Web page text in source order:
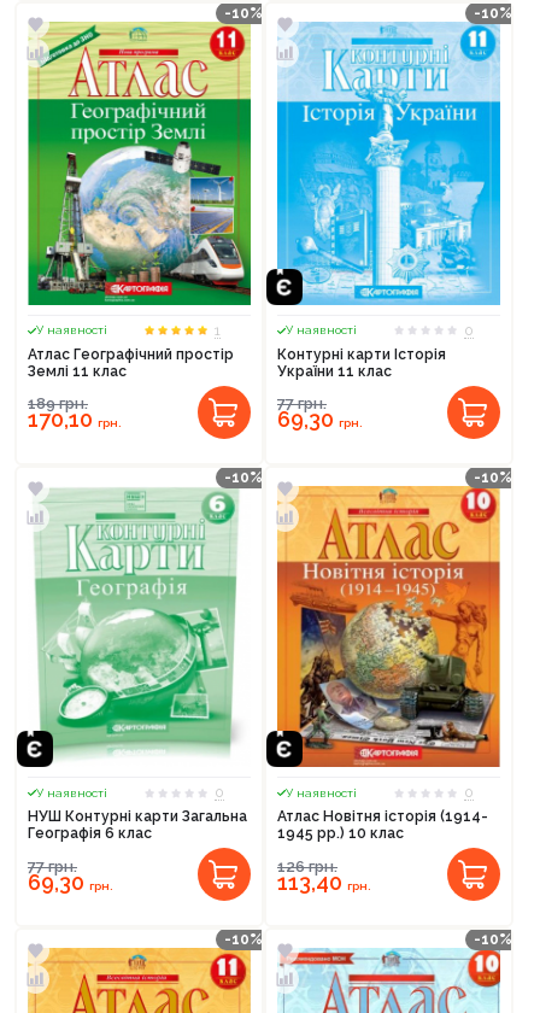
-10%
У наявності
1
Атлас Географічний простір
Землі 11 клас
189грн.
170,10 грн.
-10%
У наявності
0
Контурні карти Історія
України 11 клас
77грн.
69,30 грн.
-10%
У наявності
0
НУШ Контурні карти Загальна
Географія 6 клас
77грн.
69,30 грн.
-10%
У наявності
0
Атлас Новітня історія (1914-
1945 рр.) 10 клас
126грн.
113,40 грн.
-10% -10%